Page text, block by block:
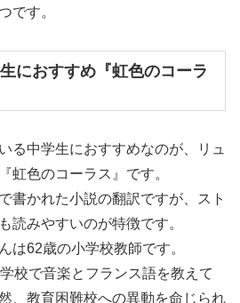
です。
におすすめ『虹色のコーラ
る中学生におすすめなのが、リュ
虹色のコーラス』です。
書かれた小説の翻訳ですが、スト
読みやすいのが特徴です。
は62歳の小学校教師です。
校で音楽とフランス語を教えて
、教育困難校への異動を命じられ